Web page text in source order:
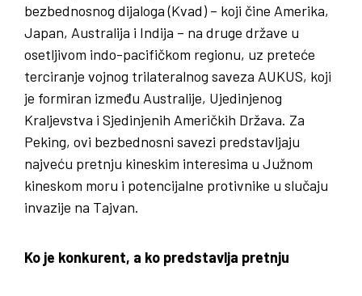
bezbednosnog dijaloga (Kvad) – koji čine Amerika,
Japan, Australija i Indija – na druge države u
osetljivom indo-pacifičkom regionu, uz preteće
terciranje vojnog trilateralnog saveza AUKUS, koji
je formiran između Australije, Ujedinjenog
Kraljevstva i Sjedinjenih Američkih Država. Za
Peking, ovi bezbednosni savezi predstavljaju
najveću pretnju kineskim interesima u Južnom
kineskom moru i potencijalne protivnike u slučaju
invazije na Tajvan.
Ko je konkurent, a ko predstavlja pretnju